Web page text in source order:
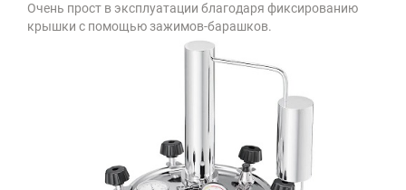
Очень прост в эксплуатации благодаря фиксированию
крышки с помощью зажимов-барашков.